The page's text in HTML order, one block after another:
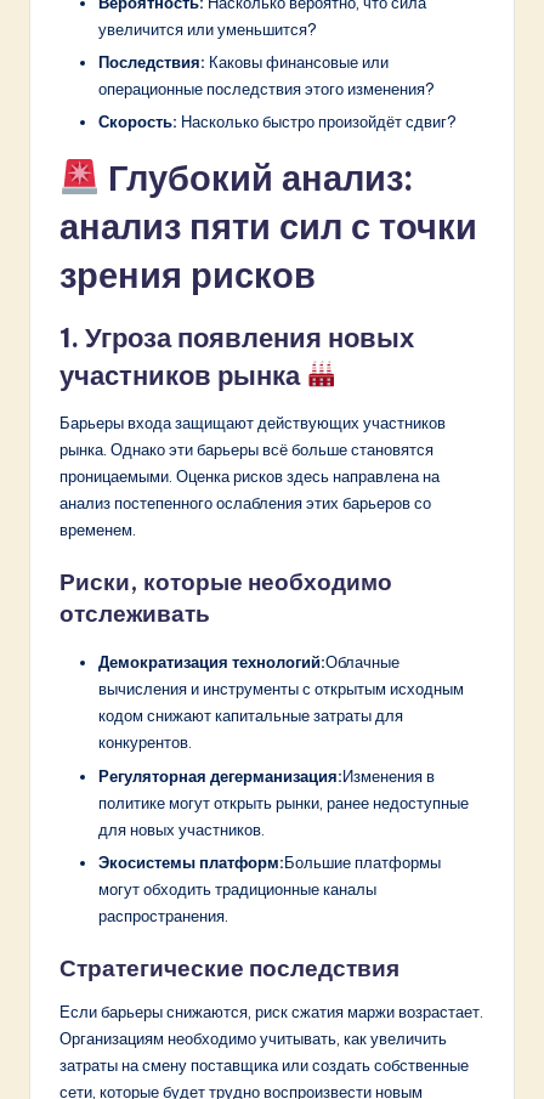
увеличится или уменьшится?
Последствия: Каковы финансовые или
операционные последствия этого изменения?
Скорость: Насколько быстро произойдёт сдвиг?
Глубокий анализ:
анализ пяти сил с точки
зрения рисков
1. Угроза появления новых
участников рынка
Барьеры входа защищают действующих участников
рынка. Однако эти барьеры всё больше становятся
проницаемыми. Оценка рисков здесь направлена на
анализ постепенного ослабления этих барьеров со
временем.
Риски, которые необходимо
отслеживать
Демократизация технологий:Облачные
вычисления и инструменты с открытым исходным
кодом снижают капитальные затраты для
конкурентов.
Регуляторная дегерманизация:Изменения в
политике могут открыть рынки, ранее недоступные
для новых участников.
Экосистемы платформ:Большие платформы
могут обходить традиционные каналы
распространения.
Стратегические последствия
Если барьеры снижаются, риск сжатия маржи возрастает.
Организациям необходимо учитывать, как увеличить
затраты на смену поставщика или создать собственные
сети, которые будет трудно воспроизвести новым